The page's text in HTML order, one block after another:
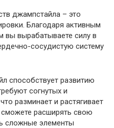
джампстайла – это
Благодаря активным
вы вырабатываете силу в
сосудистую систему
способствует развитию
согнутых и
разминает и растягивает
расширять свою
сложные элементы